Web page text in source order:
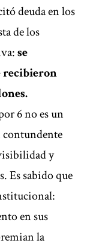
deuda en los
de los
se
recibieron
6 no es un
contundente
y
Es sabido que
en sus
la